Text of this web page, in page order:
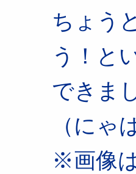
ちょう
う！と
できま
（にゃ
※画像